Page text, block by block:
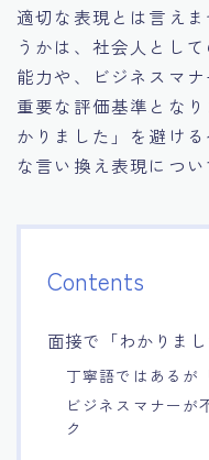
16.エージェントと良
17.面接でブランクを
18.転職後の職場に適
適切な表現とは言え
うかは、社会人とし
能力や、ビジネスマ
重要な評価基準とな
かりました」を避け
な言い換え表現につ
Contents
面接で「わかりま
丁寧語ではあるが
ビジネスマナーが
ク